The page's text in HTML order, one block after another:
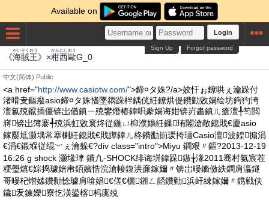
Available on
Login
Forgot password
Sign Up
《海賊
かいぞく
王
おう
》×柑
かん
西
にし
歐
おう
G_0
中文(简体) Public
<a href="http://www.casiotw.com/">鍗¤タ姝?/a>姣忓ぉ鐐哄ぇ瀹跺付
渚嗗叏鏂癈asio鍗¤タ姝愭墜閷跺柈鍝侊紝鐐烘偍鐨勭敓娲绘坊鍔犳洿
澶氱殑鑹插僵锛岀偤鎮ㄧ殑鐢熸椿鍏呮豢娲诲姏锛岃畵鎮ㄦ瘡澶╀笉閲
嶈锛岀簿褰╃殑浜虹敓寰炵従鍦ㄩ枊濮嬶紝鏁珛闂滄敞鎴戝€慶asio
鎵嬮尪灏堣常搴楋紝鎴戝€戝皣鍏ㄦ柊鐨勫崱瑗挎瓙Casio澶波鍠搧涓
€涓€鍛堢従绲﹀ぇ瀹躲€?div class="intro">Miyu 鐧艰〃鏂?2013-12-19
16:26 g shock 灏堟珒 鐨凣-SHOCK绯诲垪鍏跺鏃╁湪2011骞村氨宸茬
稉璺熴€婃捣璩婄帇銆嬪悎浣滄帹鍑洪亷鎵嬭〃锛岀暥鏅傚紩鐧肩灜鐩
哥暥杞熷嫊鐨勬惗璩肩啽娼€傞€欐鎺ㄥ嚭鐨勭浜屽綀鎵嬭〃鎸戦伕
鐬叐鍊嬫寮忔渶鍙楁杩庣殑